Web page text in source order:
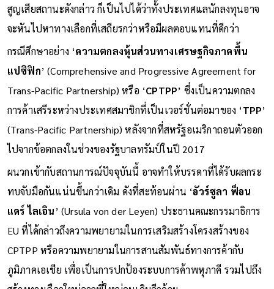
สูญเสียสถานะดังกล่าว ก็เป็นไปได้ว่าทั้งประเทศแลนักลงทุนอาจ
จะหันไปหาทางเลือกที่เสถียรกว่าหรือมีผลตอบแทนที่ดีกว่า
กรณีศึกษาอย่าง ‘ความตกลงหุ้นส่วนทางเศรษฐกิจภาคพื้น
แปซิฟิก’ (Comprehensive and Progressive Agreement for
Trans-Pacific Partnership) หรือ ‘CPTPP’ ซึ่งเป็นความตกลง
การค้าเสรีระหว่างประเทศสมาชิกที่เป็นเวอร์ชั่นต่อมาของ ‘TPP’
(Trans-Pacific Partnership) หลังจากที่สหรัฐอเมริกาถอนตัวออก
ไปจากข้อตกลงในช่วงของรัฐบาลทรัมป์ในปี 2017
ผนวกเข้ากับสถานการณ์ปัจจุบันนี้ อาจทำให้บรรดาที่ได้รับผลกระ
ทบจับมือกันแน่นขึ้นกว่าเดิม ดังที่สะท้อนผ่าน ‘อัวร์ซูลา ฟ็อน
แดร์ ไลเอิน’ (Ursula von der Leyen) ประธานคณะกรรมาธิการ
EU ที่ได้กล่าวถึงความพยายามในการเสริมสร้างโครงสร้างของ
CPTPP หรือความพยายามในการสานสัมพันธ์ทางการค้ากับ
ภูมิภาคเอเชีย เพื่อเป็นการปกป้องระบบการค้าพหุภาคี รวมไปถึง